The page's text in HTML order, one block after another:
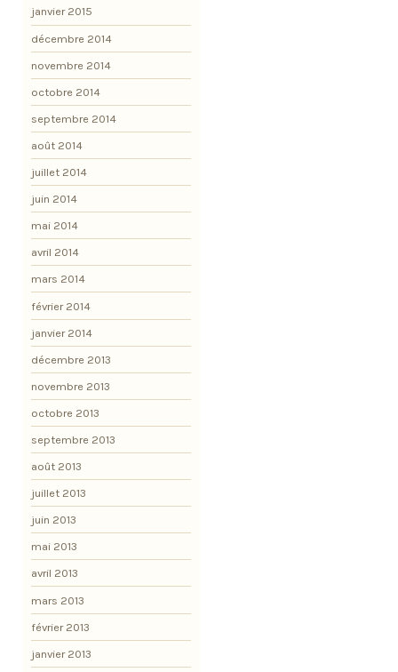
janvier 2015
décembre 2014
novembre 2014
octobre 2014
septembre 2014
août 2014
juillet 2014
juin 2014
mai 2014
avril 2014
mars 2014
février 2014
janvier 2014
décembre 2013
novembre 2013
octobre 2013
septembre 2013
août 2013
juillet 2013
juin 2013
mai 2013
avril 2013
mars 2013
février 2013
janvier 2013